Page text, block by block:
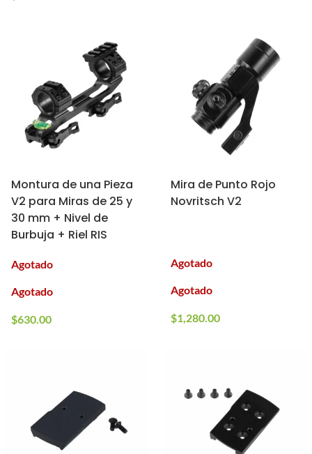
Montura de una Pieza
V2 para Miras de 25 y
30 mm + Nivel de
Burbuja + Riel RIS
Agotado
Agotado
$630.00
Mira de Punto Rojo
Novritsch V2
Agotado
Agotado
$1,280.00